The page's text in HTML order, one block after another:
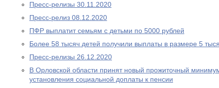
Пресс-релизы 30.11.2020
Пресс-релиз 08.12.2020
ПФР выплатит семьям с детьми по 5000 рублей
Более 58 тысяч детей получили выплаты в размере 5
Пресс-релизы 26.12.2020
В Орловской области принят новый прожиточный
установления социальной доплаты к пенсии